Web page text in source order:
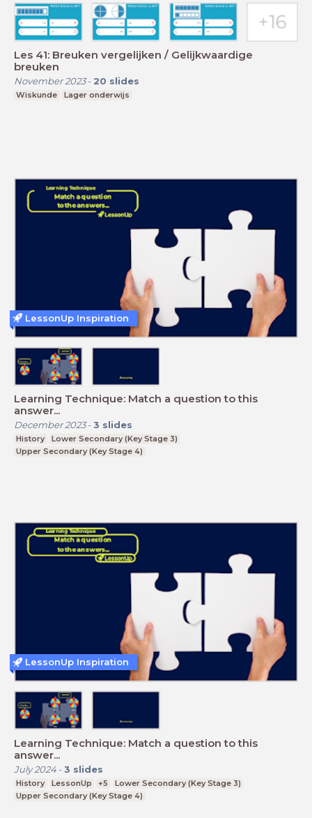
Les 41: Breuken vergelijken / Gelijkwaardige
breuken
November 2023- 20 slides
Wiskunde Lager onderwijs
Learning Technique: Match a question to this
answer...
December 2023- 3 slides
History
Lower Secondary (Key Stage 3)
Upper Secondary (Key Stage 4)
LessonUp Inspiration
Learning Technique: Match a question to this
answer...
July 2024- 3 slides
History LessonUp +5
Lower Secondary (Key Stage 3)
Upper Secondary (Key Stage 4)
LessonUp Inspiration